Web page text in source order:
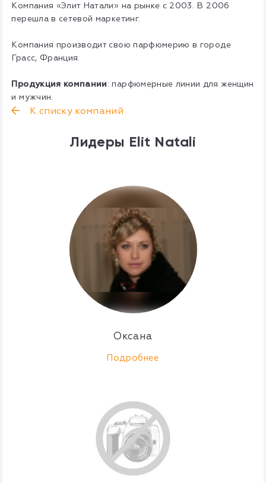
Компания «Элит Натали» на рынке с 2003. В 2006
перешла в сетевой маркетинг.
Компания производит свою парфюмерию в городе
Грасс, Франция.
Продукция компании: парфюмерные линии для женщин
и мужчин.
К списку компаний
Лидеры Elit Natali
Оксана
Подробнее